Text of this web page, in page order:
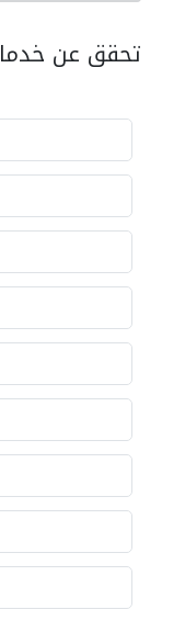
تحقق عن